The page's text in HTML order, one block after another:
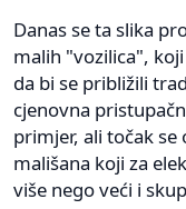
Danas se ta slika
malih "vozilica",
da bi se približili
cjenovna
primjer, ali točak
mališana koji za
više nego veći i